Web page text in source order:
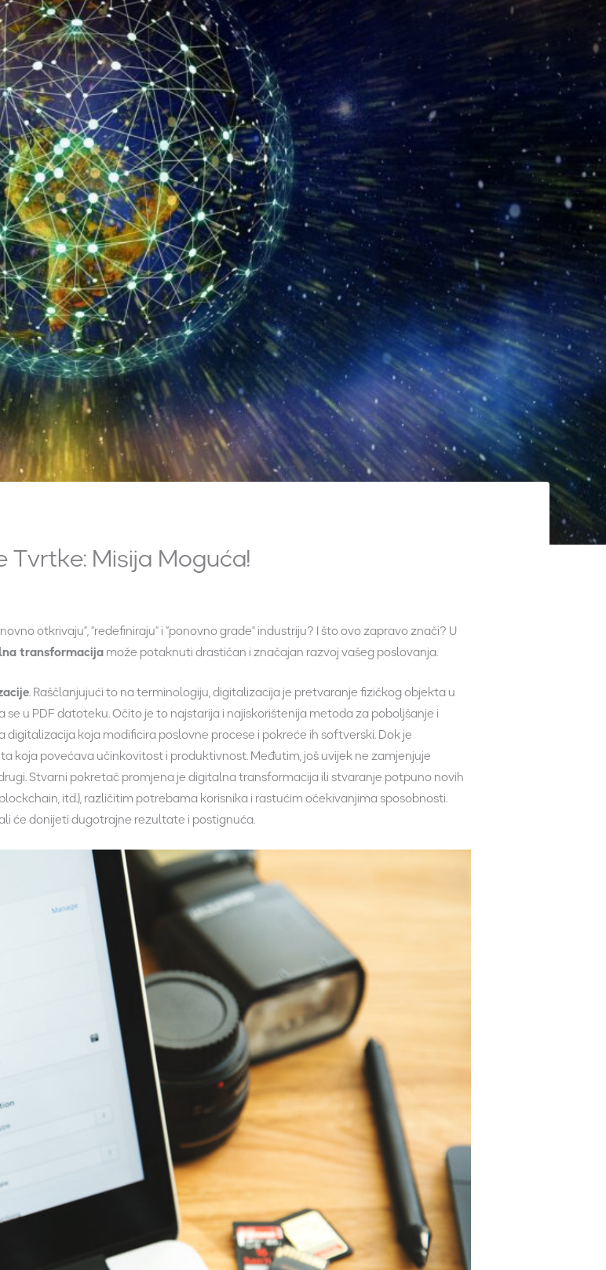
Misija Moguća!
otkrivaju”, “redefiniraju” i “ponovno grade” industriju? I što ovo zapravo znači? U
transformacijamože potaknuti drastičan i značajan razvoj vašeg poslovanja.
. Raščlanjujući to na terminologiju, digitalizacija je pretvaranje fizičkog objekta u
u PDF datoteku. Očito je to najstarija i najiskorištenija metoda za poboljšanje i
koja modificira poslovne procese i pokreće ih softverski. Dok je
koja povećava učinkovitost i produktivnost. Međutim, još uvijek ne zamjenjuje
Stvarni pokretač promjena je digitalna transformacija ili stvaranje potpuno novih
itd.), različitim potrebama korisnika i rastućim očekivanjima sposobnosti.
će donijeti dugotrajne rezultate i postignuća.